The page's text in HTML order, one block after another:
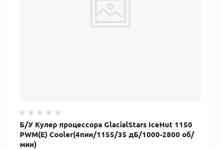
Б/У Кулер процессора GlacialStars IceHut 1150
PWM(E) Cooler(4пин/1155/35 дБ/1000-2800 об/
мин)